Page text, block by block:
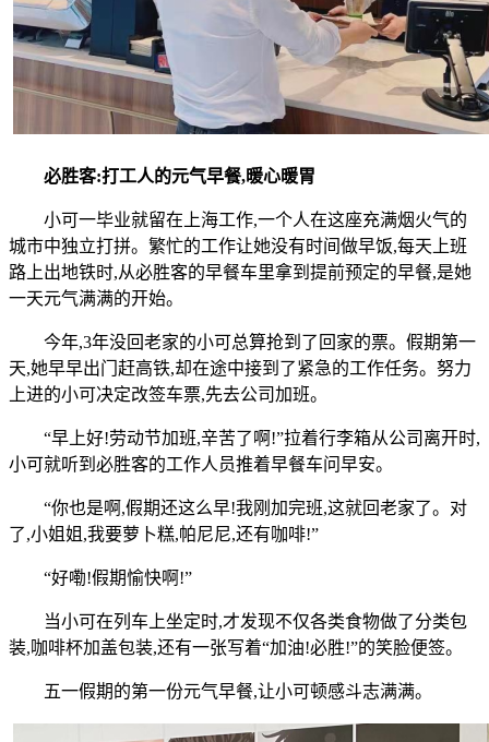
必胜客:打工人的元气早餐,暖心暖胃
小可一毕业就留在上海工作,一个人在这座充满烟火气的
城市中独立打拼。繁忙的工作让她没有时间做早饭,每天上班
路上出地铁时,从必胜客的早餐车里拿到提前预定的早餐,是她
一天元气满满的开始。
今年,3年没回老家的小可总算抢到了回家的票。假期第一
天,她早早出门赶高铁,却在途中接到了紧急的工作任务。努力
上进的小可决定改签车票,先去公司加班。
“早上好!劳动节加班,辛苦了啊!”拉着行李箱从公司离开时,
小可就听到必胜客的工作人员推着早餐车问早安。
“你也是啊,假期还这么早!我刚加完班,这就回老家了。对
了,小姐姐,我要萝卜糕,帕尼尼,还有咖啡!”
“好嘞!假期愉快啊!”
当小可在列车上坐定时,才发现不仅各类食物做了分类包
装,咖啡杯加盖包装,还有一张写着“加油!必胜!”的笑脸便签。
五一假期的第一份元气早餐,让小可顿感斗志满满。